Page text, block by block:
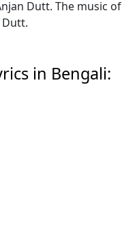
Dutt. The music of
in Bengali: